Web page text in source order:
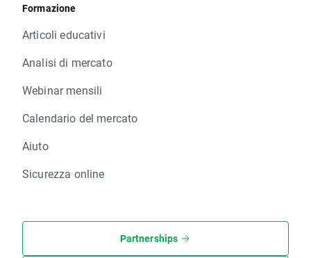
Formazione
Articoli educativi
Analisi di mercato
Webinar mensili
Calendario del mercato
Aiuto
Sicurezza online
Partnerships